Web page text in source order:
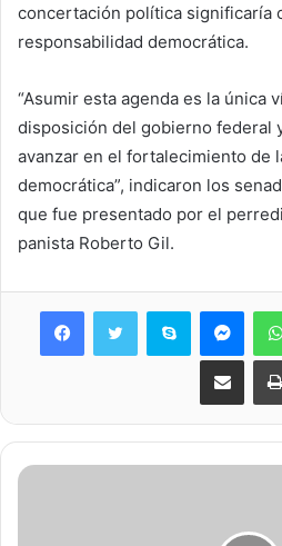
concertación política significaría
responsabilidad democrática.
“Asumir esta agenda es la única
disposición del gobierno federal
avanzar en el fortalecimiento de
democrática”, indicaron los
que fue presentado por el
panista Roberto Gil.
Skype
Share via Email